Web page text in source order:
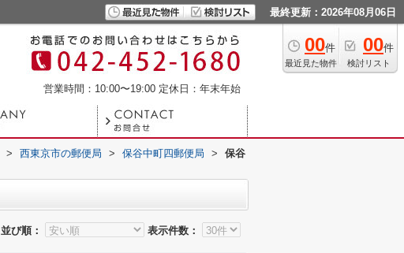
最終更新：2026年08月06日
00件
最近見た物件
00件
検討リスト
営業時間：10:00〜19:00 定休日：年末年始
> 西東京市の郵便局 > 保谷中町四郵便局 >
保谷
並び順：
表示件数：